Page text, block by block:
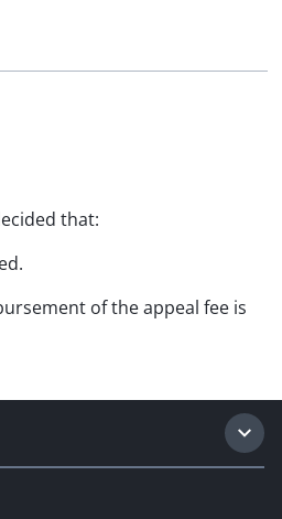
that:
of the appeal fee is